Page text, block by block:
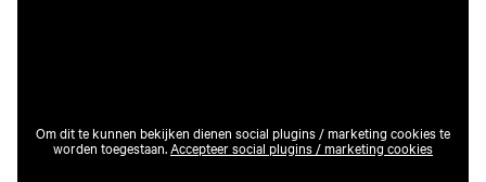
Om dit te kunnen bekijken dienen social plugins / marketing cookies te
worden toegestaan.Accepteer social plugins / marketing cookies